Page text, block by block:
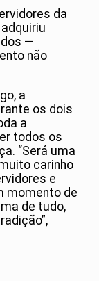
da
—
não
a
os dois
a
todos os
“Será uma
carinho
e
momento de
de tudo,